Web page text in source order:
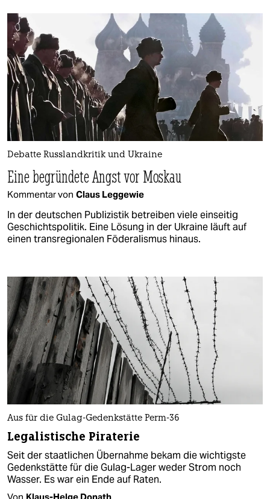
Debatte Russlandkritik und Ukraine
Eine begründete Angst vor Moskau
Kommentar von Claus Leggewie
In der deutschen Publizistik betreiben viele einseitig
Geschichtspolitik. Eine Lösung in der Ukraine läuft auf
einen transregionalen Föderalismus hinaus.
Aus für die Gulag-Gedenkstätte Perm-36
Legalistische Piraterie
Seit der staatlichen Übernahme bekam die wichtigste
Gedenkstätte für die Gulag-Lager weder Strom noch
Wasser. Es war ein Ende auf Raten.